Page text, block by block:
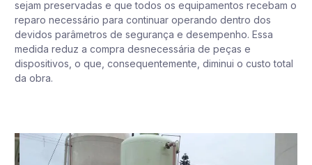
sejam preservadas e que todos os equipamentos recebam o
reparo necessário para continuar operando dentro dos
devidos parâmetros de segurança e desempenho. Essa
medida reduz a compra desnecessária de peças e
dispositivos, o que, consequentemente, diminui o custo total
da obra.